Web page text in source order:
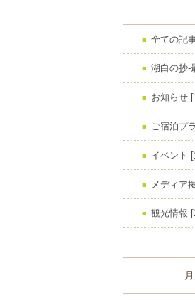
全ての記
湖白の抄‐
お知らせ
ご宿泊プ
イベント
メディア
観光情報